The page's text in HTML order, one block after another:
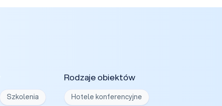
Szkolenia
Rodzaje obiektów
Hotele konferencyjne